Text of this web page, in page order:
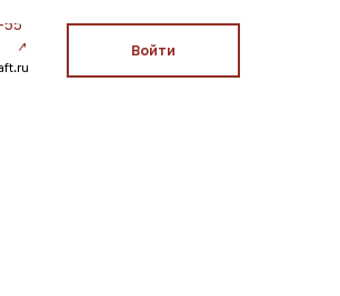
Войти